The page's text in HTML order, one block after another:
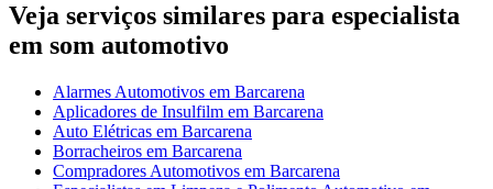
Veja serviços similares para especialista
em som automotivo
Alarmes Automotivos em Barcarena
Aplicadores de Insulfilm em Barcarena
Auto Elétricas em Barcarena
Borracheiros em Barcarena
Compradores Automotivos em Barcarena